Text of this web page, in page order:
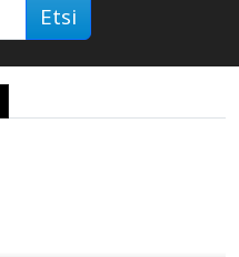
Etsi